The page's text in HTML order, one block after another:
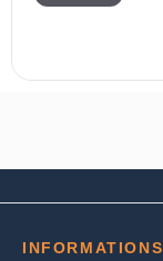
INFORMATIONS